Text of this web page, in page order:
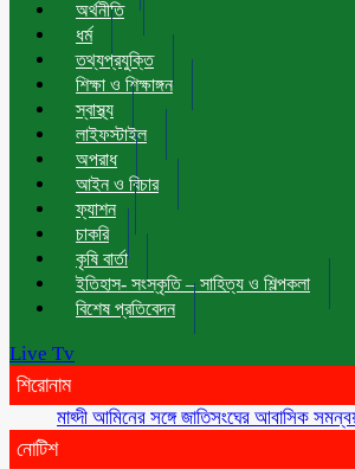
অর্থনীতি
ধর্ম
তথ্যপ্রযুক্তি
শিক্ষা ও শিক্ষাঙ্গন
স্বাস্থ্য
লাইফস্টাইল
অপরাধ
আইন ও বিচার
ফ্যাশন
চাকরি
কৃষি বার্তা
ইতিহাস- সংস্কৃতি – সাহিত্য ও শিল্পকলা
বিশেষ প্রতিবেদন
Live Tv
শিরোনাম
মাহ্দী আমিনের সঙ্গে জাতিসংঘের আবাসিক সমন্বয়কারীর
নোটিশ